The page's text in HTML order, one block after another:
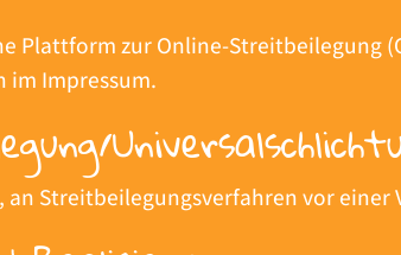
Plattform zur Online-Streitbeilegung
im Impressum.
Streitbeilegungsverfahren vor